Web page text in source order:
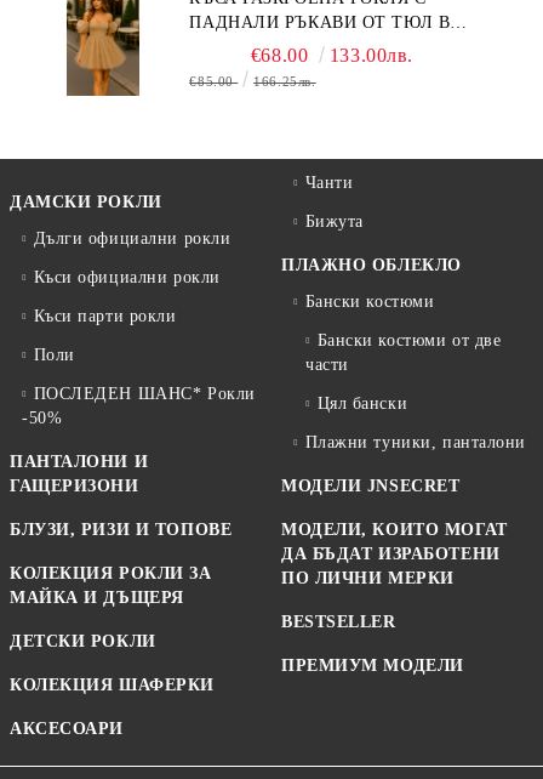
ПАДНАЛИ РЪКАВИ ОТ ТЮЛ В
БЕЖОВО€68.00 133.00лв.
€85.00 166.25лв.
ДАМСКИ РОКЛИ
Дълги официални рокли
Къси официални рокли
Къси парти рокли
Поли
ПОСЛЕДЕН ШАНС* Рокли
-50%
ПАНТАЛОНИ И
ГАЩЕРИЗОНИ
БЛУЗИ, РИЗИ И ТОПОВЕ
КОЛЕКЦИЯ РОКЛИ ЗА
МАЙКА И ДЪЩЕРЯ
ДЕТСКИ РОКЛИ
КОЛЕКЦИЯ ШАФЕРКИ
АКСЕСОАРИ
Чанти
Бижута
ПЛАЖНО ОБЛЕКЛО
Бански костюми
Бански костюми от две
части
Цял бански
Плажни туники, панталони
МОДЕЛИ JNSECRET
МОДЕЛИ, КОИТО МОГАТ
ДА БЪДАТ ИЗРАБОТЕНИ
ПО ЛИЧНИ МЕРКИ
BESTSELLER
ПРЕМИУМ МОДЕЛИ